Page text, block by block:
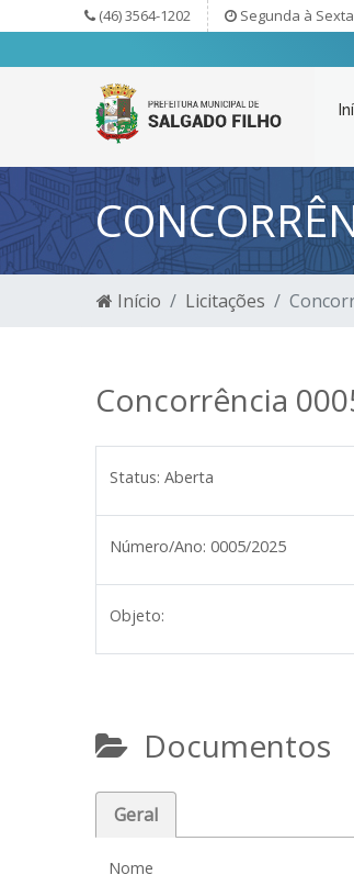
(46) 3564-1202 Segunda à
Início Licitações
Concorrência
Status: Aberta
Número/Ano: 0005/2025
Objeto:
Documentos
Geral
Nome